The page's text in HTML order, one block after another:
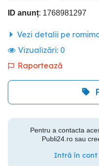
ID anunț: 1768981297
Vezi detalii pe
Vizualizări: 0
Raportează
Pentru a contacta
Publi24.ro sau
Intră în